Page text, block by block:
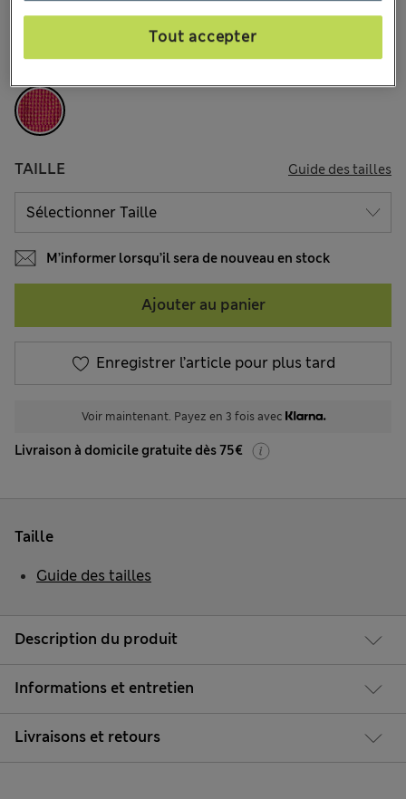
1 les commentaires reçus
TAILLE Guide des tailles
M’informer lorsqu’il sera de nouveau en stock
Ajouter au panier
Enregistrer l’article pour plus tard
Voir maintenant. Payez en 3 fois avec
Livraison à domicile gratuite dès 75€
Description du produit
Informations et entretien
Livraisons et retours
Taille
Guide des tailles
Tout accepter